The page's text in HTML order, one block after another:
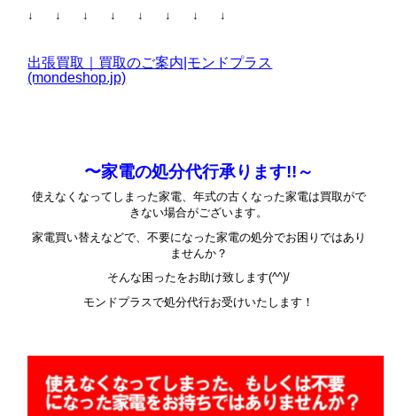
↓ ↓ ↓ ↓ ↓ ↓ ↓ ↓
出張買取｜買取のご案内|モンドプラス
(mondeshop.jp)
〜家電の処分代行承ります!!～
使えなくなってしまった家電、年式の古くなった家電は買取がで
きない場合がございます。
家電買い替えなどで、不要になった家電の処分でお困りではあり
ませんか？
そんな困ったをお助け致します(^^)/
モンドプラスで処分代行お受けいたします！